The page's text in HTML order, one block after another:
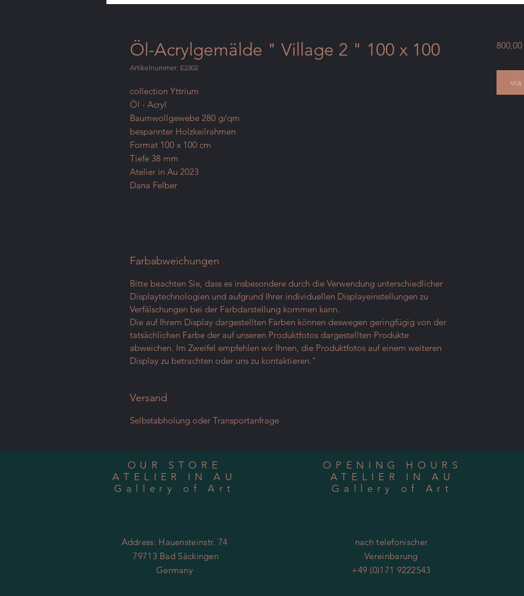
Öl-Acrylgemälde " Village 2 " 100 x 100
Artikelnummer: E2302
collection Yttrium
Öl - Acryl
Baumwollgewebe 280 g/qm
bespannter Holzkeilrahmen
Format 100 x 100 cm
Tiefe 38 mm
Atelier in Au 2023
Dana Felber
Farbabweichungen
Bitte beachten Sie, dass es insbesondere durch die Verwendung unterschiedlicher
Displaytechnologien und aufgrund Ihrer individuellen Displayeinstellungen zu
Verfälschungen bei der Farbdarstellung kommen kann.
Die auf Ihrem Display dargestellten Farben können deswegen geringfügig von der
tatsächlichen Farbe der auf unseren Produktfotos dargestellten Produkte
abweichen. Im Zweifel empfehlen wir Ihnen, die Produktfotos auf einem weiteren
Display zu betrachten oder uns zu kontaktieren.“
Versand
Selbstabholung oder Transportanfrage
800,00
via
OUR STORE
ATELIER IN AU
Gallery of Art
Address: Hauensteinstr. 74
79713 Bad Säckingen
Germany
OPENING HOURS
ATELIER IN AU
Gallery of Art
nach telefonischer
Vereinbarung
+49 (0)171 9222543